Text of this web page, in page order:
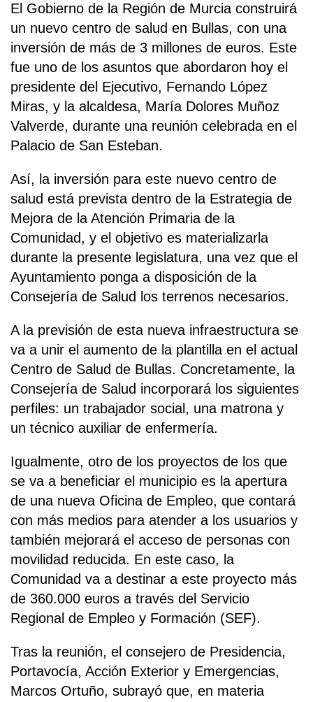
El Gobierno de la Región de Murcia construirá
un nuevo centro de salud en Bullas, con una
inversión de más de 3 millones de euros. Este
fue uno de los asuntos que abordaron hoy el
presidente del Ejecutivo, Fernando López
Miras, y la alcaldesa, María Dolores Muñoz
Valverde, durante una reunión celebrada en el
Palacio de San Esteban.
Así, la inversión para este nuevo centro de
salud está prevista dentro de la Estrategia de
Mejora de la Atención Primaria de la
Comunidad, y el objetivo es materializarla
durante la presente legislatura, una vez que el
Ayuntamiento ponga a disposición de la
Consejería de Salud los terrenos necesarios.
A la previsión de esta nueva infraestructura se
va a unir el aumento de la plantilla en el actual
Centro de Salud de Bullas. Concretamente, la
Consejería de Salud incorporará los siguientes
perfiles: un trabajador social, una matrona y
un técnico auxiliar de enfermería.
Igualmente, otro de los proyectos de los que
se va a beneficiar el municipio es la apertura
de una nueva Oficina de Empleo, que contará
con más medios para atender a los usuarios y
también mejorará el acceso de personas con
movilidad reducida. En este caso, la
Comunidad va a destinar a este proyecto más
de 360.000 euros a través del Servicio
Regional de Empleo y Formación (SEF).
Tras la reunión, el consejero de Presidencia,
Portavocía, Acción Exterior y Emergencias,
Marcos Ortuño, subrayó que, en materia